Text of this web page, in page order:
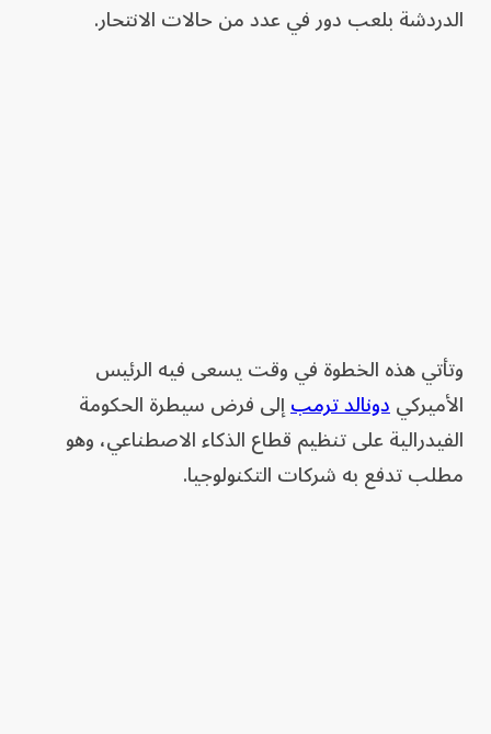
الدردشة بلعب دور في عدد من حالات الانتحار.
وتأتي هذه الخطوة في وقت يسعى فيه الرئيس
الأميركيدونالد ترمبإلى فرض سيطرة الحكومة
الفيدرالية على تنظيم قطاع الذكاء الاصطناعي، وهو
مطلب تدفع به شركات التكنولوجيا.